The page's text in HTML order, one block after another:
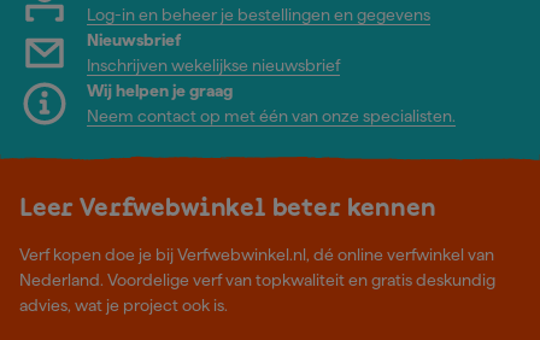
Log-in en beheer je bestellingen en gegevens
Nieuwsbrief
Inschrijven wekelijkse nieuwsbrief
Wij helpen je graag
Neem contact op met één van onze specialisten.
Leer Verfwebwinkel beter kennen
Verf kopen doe je bij Verfwebwinkel.nl, dé online verfwinkel van
Nederland. Voordelige verf van topkwaliteit en gratis deskundig
advies, wat je project ook is.